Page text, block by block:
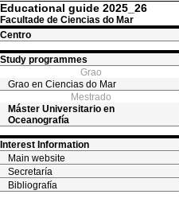
Educational guide 2025_26
Facultade de Ciencias do Mar
Centro
Study programmes
Grao
Grao en Ciencias do Mar
Mestrado
Máster Universitario en
Oceanografía
Interest Information
Main website
Secretaría
Bibliografía